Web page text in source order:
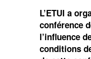
L’ETUI a
conférence
l’influence
conditions